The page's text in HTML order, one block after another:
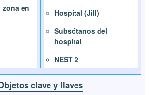
en
Hospital (Jill)
Subsótanos del
hospital
NEST 2
clave y llaves